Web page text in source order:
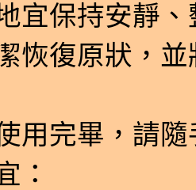
宜保持安靜
恢復原狀，並
用完畢，請
：